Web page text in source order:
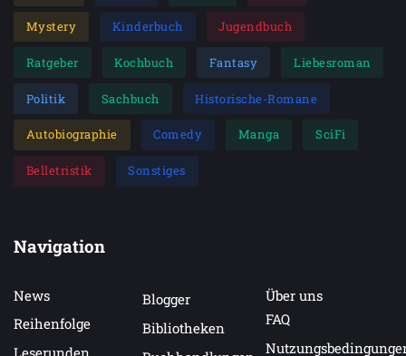
Mystery Kinderbuch Jugendbuch
Ratgeber Kochbuch Fantasy Liebesroman
Politik Sachbuch Historische-Romane
Autobiographie Comedy Manga SciFi
Belletristik Sonstiges
Navigation
News
Reihenfolge
Leserunden
Blogger
Bibliotheken
Über uns
FAQ